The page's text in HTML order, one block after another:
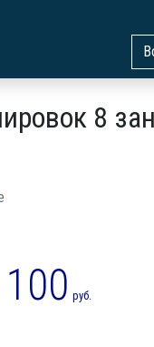
8
руб.